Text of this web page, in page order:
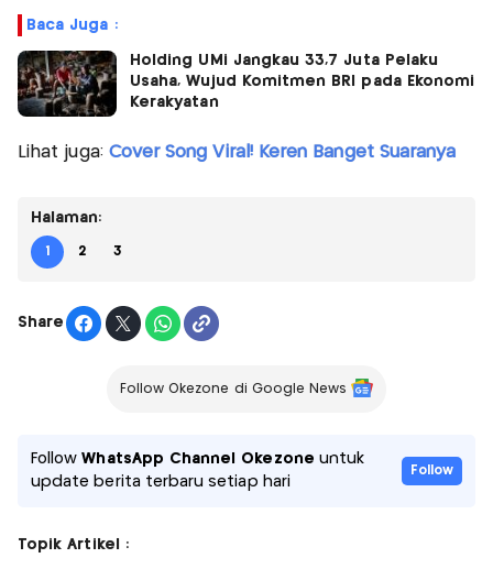
Baca Juga :
Holding UMi Jangkau 33,7 Juta Pelaku
Usaha, Wujud Komitmen BRI pada Ekonomi
Kerakyatan
Lihat juga: Cover Song Viral! Keren Banget Suaranya
Halaman:
1 2 3
Share
Follow Okezone di Google News
FollowWhatsApp Channel Okezone untuk
update berita terbaru setiap hari
Follow
Topik Artikel :